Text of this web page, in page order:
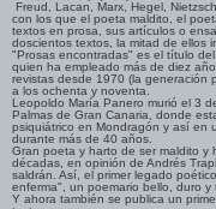
Freud, Lacan, Marx, Hegel,
con los que el poeta maldito, el
textos en prosa, sus artículos o
doscientos textos, la mitad de ellos
"Prosas encontradas" es el título
quien ha empleado más de diez
revistas desde 1970 (la generación
a los ochenta y noventa.
Leopoldo María Panero murió el 3
Palmas de Gran Canaria, donde
psiquiátrico en Mondragón y así en
durante más de 40 años.
Gran poeta y harto de ser maldito y
décadas, en opinión de Andrés
saldrán. Así, el primer legado
enferma", un poemario bello, duro y
Y ahora también se publica un